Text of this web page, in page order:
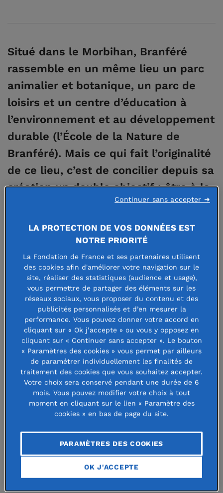
Situé dans le Morbihan, Branféré
rassemble en un même lieu un parc
animalier et botanique, un parc de
loisirs et un centre d’éducation à
l’environnement et au développement
durable (l’École de la Nature de
Branféré). Mais ce qui fait l’originalité
de ce lieu, c’est de concilier depuis sa
création un double objectif : être à la
fois un lieu d'émerveillement et un
sanctuaire dédié au respect de la
Un voyage au cœur de la nature
Le parc de Branféré aurait pu être réservé au seul
agrément de ses propriétaires. Les époux Jourde, inspirés
par leurs voyages et rencontres, en ont décidé autrement :
ils ont proposé au public, il y a 50 ans, de partager leur
rêve d’un paradis où l’homme cohabiterait avec les
animaux dans une nature dont l’équilibre et la beauté
seraient cultivés.
L’idée d’acclimater des animaux exotiques à Branféré date
des années 30. Au cours d’un voyage en Inde, les
Maharadjah de Kutch qui laissait évoluer librement des
animaux autour de son palais. Le concept des animaux en
liberté au Parc de Branféré était né et avec lui, l’idée d’une
LA PROTECTION DE VOS DONNÉES EST
NOTRE PRIORITÉ
La Fondation de France et ses partenaires utilisent
des cookies afin d'améliorer votre navigation sur le
site, réaliser des statistiques (audience et usage),
vous permettre de partager des éléments sur les
réseaux sociaux, vous proposer du contenu et des
publicités personnalisés et d’en mesurer la
performance. Vous pouvez donner votre accord en
cliquant sur « Ok j’accepte » ou vous y opposez en
cliquant sur « Continuer sans accepter ». Le bouton
« Paramètres des cookies » vous permet par ailleurs
de paramétrer individuellement les finalités de
traitement des cookies que vous souhaitez accepter.
Votre choix sera conservé pendant une durée de 6
mois. Vous pouvez modifier votre choix à tout
moment en cliquant sur le lien « Paramètre des
cookies » en bas de page du site.
PARAMÈTRES DES COOKIES
OK J'ACCEPTE
Continuer sans accepter ➜